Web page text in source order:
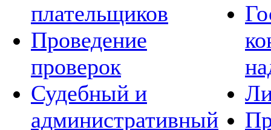
плательщиков
Проведение
проверок
Судебный и
административный